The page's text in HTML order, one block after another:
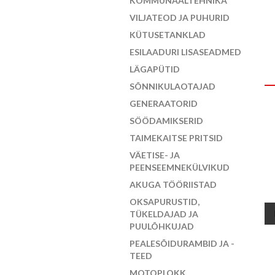
VILJATEOD JA PUHURID
KÜTUSETANKLAD
ESILAADURI LISASEADMED
LÄGAPÜTID
SÕNNIKULAOTAJAD
GENERAATORID
SÖÖDAMIKSERID
TAIMEKAITSE PRITSID
VÄETISE- JA
PEENSEEMNEKÜLVIKUD
AKUGA TÖÖRIISTAD
OKSAPURUSTID,
TÜKELDAJAD JA
PUULÕHKUJAD
PEALESÕIDURAMBID JA -
TEED
MOTOPLOKK